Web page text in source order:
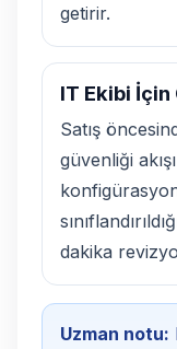
getirir.
IT Ekibi İçin
Satış
güvenliği
dakika
Uzman notu: